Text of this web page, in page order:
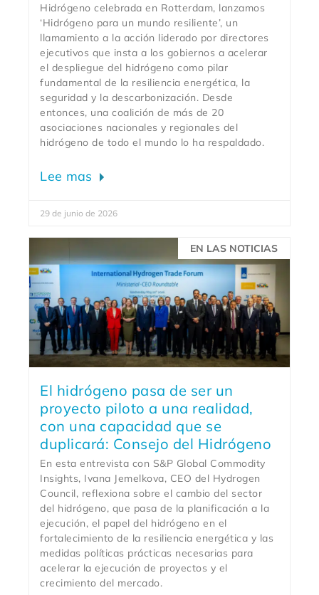
Hidrógeno celebrada en Rotterdam, lanzamos
‘Hidrógeno para un mundo resiliente’, un
llamamiento a la acción liderado por directores
ejecutivos que insta a los gobiernos a acelerar
el despliegue del hidrógeno como pilar
fundamental de la resiliencia energética, la
seguridad y la descarbonización. Desde
entonces, una coalición de más de 20
asociaciones nacionales y regionales del
hidrógeno de todo el mundo lo ha respaldado.
Lee mas
29 de junio de 2026
EN LAS NOTICIAS
El hidrógeno pasa de ser un
proyecto piloto a una realidad,
con una capacidad que se
duplicará: Consejo del Hidrógeno
En esta entrevista con S&P Global Commodity
Insights, Ivana Jemelkova, CEO del Hydrogen
Council, reflexiona sobre el cambio del sector
del hidrógeno, que pasa de la planificación a la
ejecución, el papel del hidrógeno en el
fortalecimiento de la resiliencia energética y las
medidas políticas prácticas necesarias para
acelerar la ejecución de proyectos y el
crecimiento del mercado.